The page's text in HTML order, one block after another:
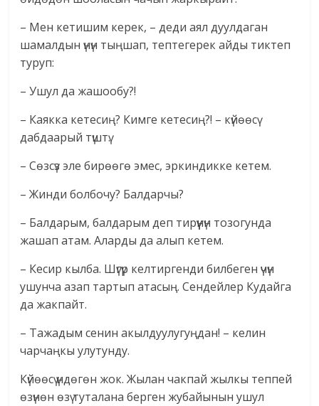
– Мен кетишим керек, – деди аял дуулдаган
шамалдын үнүн тыңшап, тептегерек айды тиктеп
туруп:
– Ушул да жашообу?!
– Каякка кетесиң? Кимге кетесиң?! – күйөөсү
дабдаарый түштү.
– Сөзсүз эле бирөөгө эмес, эркиндикке кетем.
– Жинди болбочу? Балдарчы?
– Балдарым, балдарым деп тирүүнүн тозогунда
жашап атам. Аларды да алып кетем.
– Кесир кылба. Шүгүр келтиргенди билбеген үчүн
ушунча азап тартып атасың. Сендейлер Кудайга
да жакпайт.
– Тажадым сенин акылдуулугуңдан! – келин
чарчаңкы улутунду.
Күйөөсү үндөгөн жок. Жылан чакпай жылкы теппей
өзүнөн өзү туталана берген жубайынын ушул